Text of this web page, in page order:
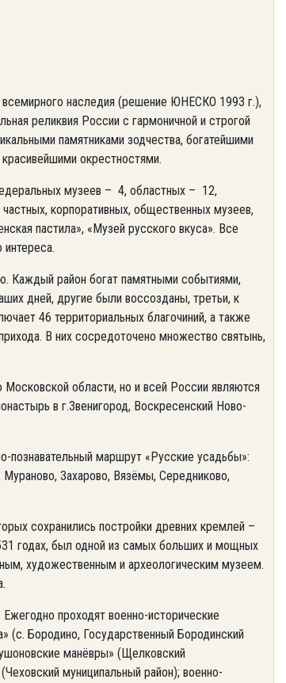
всемирного наследия (решение ЮНЕСКО 1993 г.),
реликвия России с гармоничной и строгой
памятниками зодчества, богатейшими
окрестностями.
музеев – 4, областных – 12,
корпоративных, общественных музеев,
пастила», «Музей русского вкуса». Все
Каждый район богат памятными событиями,
дней, другие были воссозданы, третьи, к
46 территориальных благочиний, а также
В них сосредоточено множество святынь,
области, но и всей России являются
в г.Звенигород, Воскресенский Ново-
познавательный маршрут «Русские усадьбы»:
Захарово, Вязёмы, Середниково,
сохранились постройки древних кремлей –
годах, был одной из самых больших и мощных
художественным и археологическим музеем.
проходят военно-исторические
(с. Бородино, Государственный Бородинский
манёвры» (Щелковский
муниципальный район); военно-